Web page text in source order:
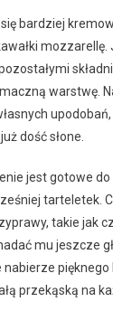
bardziej
warstwę.
dość słone.
jest gotowe do
tarteletek.
takie jak
mu jeszcze
przekąską na